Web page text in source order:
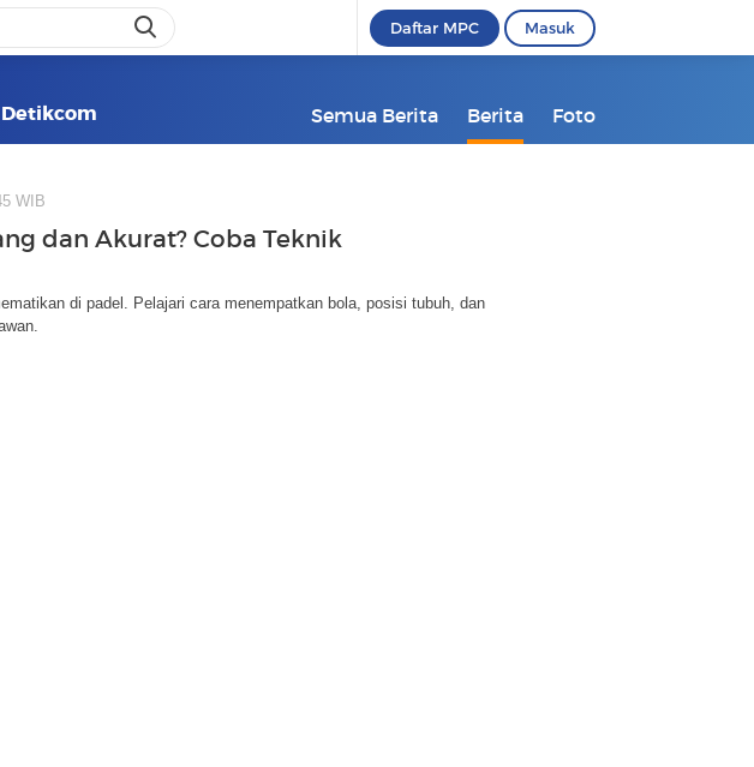
Daftar MPC Masuk
Semua Berita Berita Foto
WIB
dan Akurat? Coba Teknik
di padel. Pelajari cara menempatkan bola, posisi tubuh, dan